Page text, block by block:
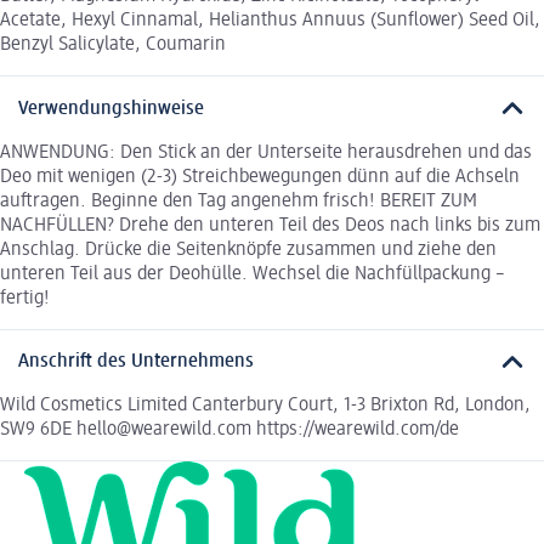
Acetate, Hexyl Cinnamal, Helianthus Annuus (Sunflower) Seed Oil,
Benzyl Salicylate, Coumarin
Verwendungshinweise
ANWENDUNG: Den Stick an der Unterseite herausdrehen und das
Deo mit wenigen (2-3) Streichbewegungen dünn auf die Achseln
auftragen. Beginne den Tag angenehm frisch! BEREIT ZUM
NACHFÜLLEN? Drehe den unteren Teil des Deos nach links bis zum
Anschlag. Drücke die Seitenknöpfe zusammen und ziehe den
unteren Teil aus der Deohülle. Wechsel die Nachfüllpackung –
fertig!
Anschrift des Unternehmens
Wild Cosmetics Limited Canterbury Court, 1-3 Brixton Rd, London,
SW9 6DE hello@wearewild.com https://wearewild.com/de